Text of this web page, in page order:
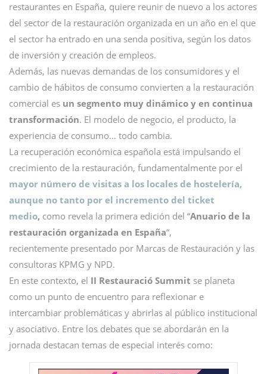
restaurantes en España, quiere reunir de nuevo a los actores
del sector de la restauración organizada en un año en el que
el sector ha entrado en una senda positiva, según los datos
de inversión y creación de empleos.
Además, las nuevas demandas de los consumidores y el
cambio de hábitos de consumo convierten a la restauración
comercial es un segmento muy dinámico y en continua
transformación. El modelo de negocio, el producto, la
experiencia de consumo… todo cambia.
La recuperación económica española está impulsando el
crecimiento de la restauración, fundamentalmente por el
mayor número de visitas a los locales de hostelería,
aunque no tanto por el incremento del ticket
medio, como revela la primera edición del “Anuario de la
restauración organizada en España“,
recientemente presentado por Marcas de Restauración y las
consultoras KPMG y NPD.
En este contexto, el II Restauració Summit se planeta
como un punto de encuentro para reflexionar e
intercambiar problemáticas y abrirlas al público institucional
y asociativo. Entre los debates que se abordarán en la
jornada destacan temas de especial interés como: